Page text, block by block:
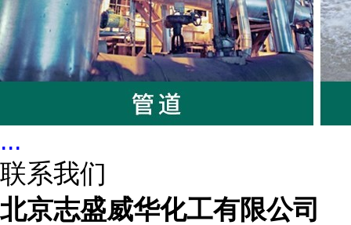
...
联系我们
北京志盛威华化工有限公司